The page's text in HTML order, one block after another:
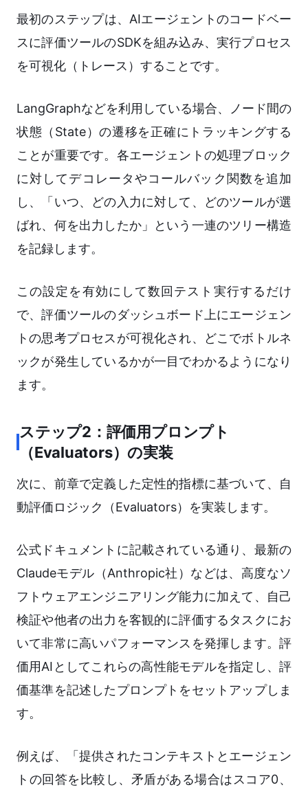
最初のステップは、AIエージェントのコードベー
スに評価ツールのSDKを組み込み、実行プロセス
を可視化（トレース）することです。
LangGraphなどを利用している場合、ノード間の
状態（State）の遷移を正確にトラッキングする
ことが重要です。各エージェントの処理ブロック
に対してデコレータやコールバック関数を追加
し、「いつ、どの入力に対して、どのツールが選
ばれ、何を出力したか」という一連のツリー構造
を記録します。
この設定を有効にして数回テスト実行するだけ
で、評価ツールのダッシュボード上にエージェン
トの思考プロセスが可視化され、どこでボトルネ
ックが発生しているかが一目でわかるようになり
ます。
ステップ2：評価用プロンプト
（Evaluators）の実装
次に、前章で定義した定性的指標に基づいて、自
動評価ロジック（Evaluators）を実装します。
公式ドキュメントに記載されている通り、最新の
Claudeモデル（Anthropic社）などは、高度なソ
フトウェアエンジニアリング能力に加えて、自己
検証や他者の出力を客観的に評価するタスクにお
いて非常に高いパフォーマンスを発揮します。評
価用AIとしてこれらの高性能モデルを指定し、評
価基準を記述したプロンプトをセットアップしま
す。
例えば、「提供されたコンテキストとエージェン
トの回答を比較し、矛盾がある場合はスコア0、